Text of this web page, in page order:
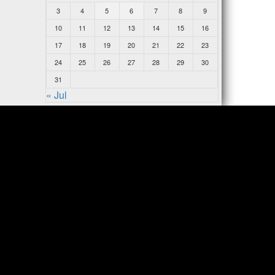
3
4 5 6 7 8
9
10
11 12 13 14 15
16
17
18 19 20 21 22
23
24
25 26 27 28 29
30
31
« Jul